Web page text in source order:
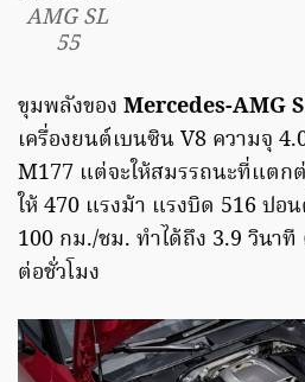
AMG SL
55
ขุมพลังของ Mercedes-AMG
เครื่องยนต์เบนซิน V8 ความจุ
M177 แต่จะให้สมรรถนะที่แตก
ให้ 470 แรงม้า แรงบิด 516 ปอ
100 กม./ชม. ทำได้ถึง 3.9 วินาที
ต่อชั่วโมง